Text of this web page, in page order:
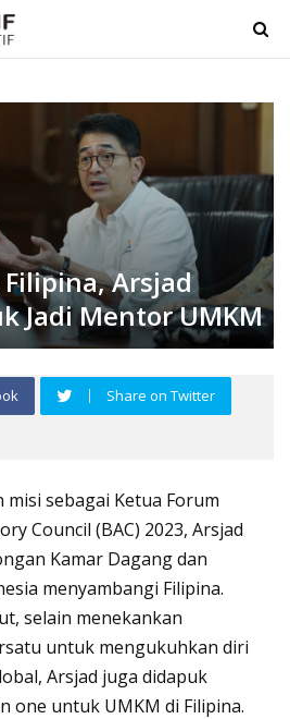
Filipina, Arsjad
Jadi Mentor UMKM
Share on Twitter
misi sebagai Ketua Forum
Council (BAC) 2023, Arsjad
Kamar Dagang dan
menyambangi Filipina.
selain menekankan
untuk mengukuhkan diri
Arsjad juga didapuk
one untuk UMKM di Filipina.